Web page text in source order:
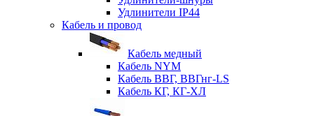
Удлинители IP44
Кабель и провод
Кабель медный
Кабель NYM
Кабель ВВГ, ВВГнг-LS
Кабель КГ, КГ-ХЛ